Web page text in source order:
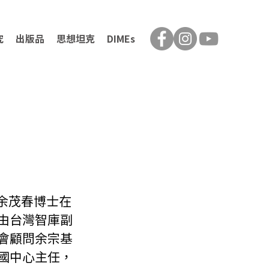
出版品 思想坦克 DIMEs
台灣智庫副
顧問余宗基
中心主任，